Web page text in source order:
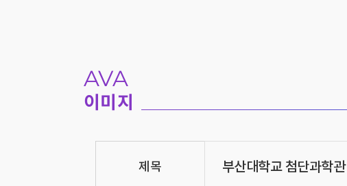
AVA
이미지
제목 부산대학교 첨단과학관